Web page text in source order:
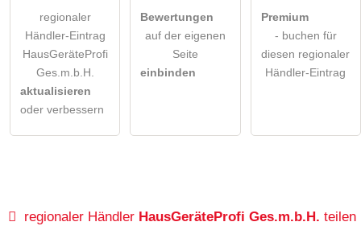
regionaler
Händler-Eintrag
HausGeräteProfi
Ges.m.b.H.
aktualisieren
oder verbessern
Bewertungen
auf der eigenen
Seite
einbinden
Premium
- buchen für
diesen regionaler
Händler-Eintrag
regionaler Händler HausGeräteProfi Ges.m.b.H. teilen